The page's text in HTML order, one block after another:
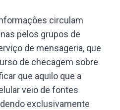
circulam
pelos grupos de
de mensageria, que
de checagem sobre
que aquilo que a
veio de fontes
exclusivamente